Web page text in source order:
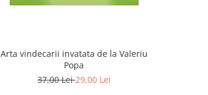
Arta vindecarii invatata de la Valeriu
Popa
37,00 Lei29,00 Lei